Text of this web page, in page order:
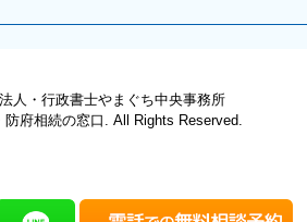
人・行政書士やまぐち中央事務所
府相続の窓口. All Rights Reserved.